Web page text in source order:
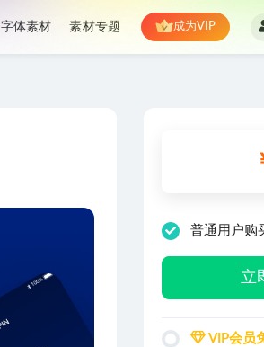
字体素材 素材专题 成为VIP
普通用户购
立
VIP会员